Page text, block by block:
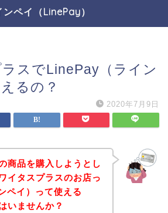
ンペイ（LinePay）
スでLinePay（ライン
るの？
2020年7月9日
商品を購入しようとし
イタスプラスのお店っ
ペイ）って使える
いませんか？